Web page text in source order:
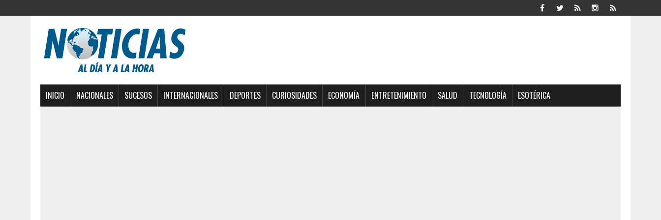
INICIO NACIONALES SUCESOS INTERNACIONALES DEPORTES CURIOSIDADES ECONOMÍA ENTRETENIMIENTO SALUD TECNOLOGÍA ESOTÉRICA